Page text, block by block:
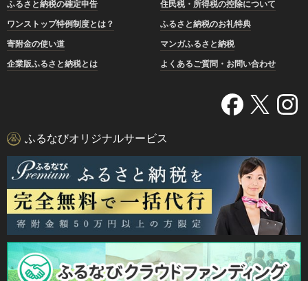
ふるさと納税の確定申告
住民税・所得税の控除について
ワンストップ特例制度とは？
ふるさと納税のお礼特典
寄附金の使い道
マンガふるさと納税
企業版ふるさと納税とは
よくあるご質問・お問い合わせ
ふるなびオリジナルサービス